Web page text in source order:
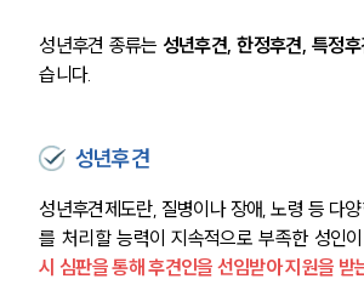
성년후견 종류는 성년후견, 한정후견, 특정
습니다.
성년후견
성년후견제도란, 질병이나 장애, 노령 등 다
를 처리할 능력이 지속적으로 부족한 성인이
시 심판을 통해 후견인을 선임받아 지원을 받